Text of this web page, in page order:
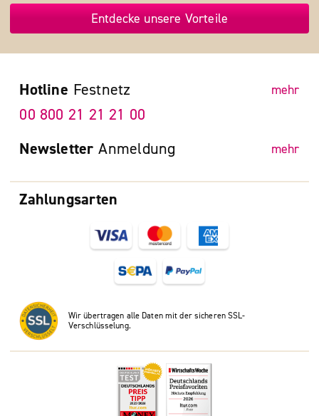
Entdecke unsere Vorteile
Zahlungsarten
Wir übertragen alle Daten mit der sicheren SSL-
Verschlüsselung.
Hotline Festnetz mehr
00 800 21 21 21 00
Newsletter Anmeldung mehr